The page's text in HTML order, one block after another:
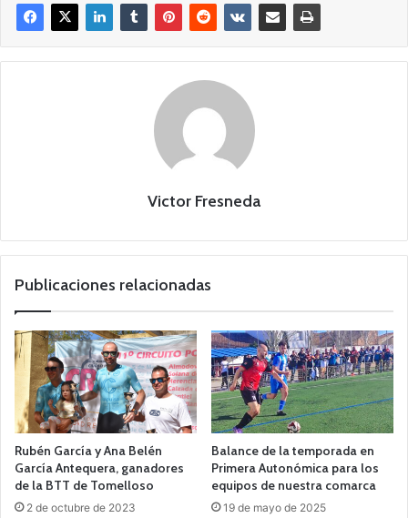
Victor Fresneda
Publicaciones relacionadas
Rubén García y Ana Belén
García Antequera, ganadores
de la BTT de Tomelloso
2 de octubre de 2023
Balance de la temporada en
Primera Autonómica para los
equipos de nuestra comarca
19 de mayo de 2025